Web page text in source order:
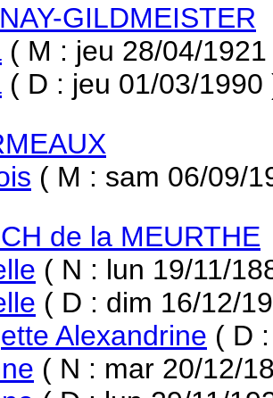
GILDMEISTER
( M : jeu 28/04/
( D : jeu 01/03/1990
( M : sam 06/09/
de la MEURTHE
( N : lun 19/11/
( D : dim 16/12/
Alexandrine ( D
( N : mar 20/12/